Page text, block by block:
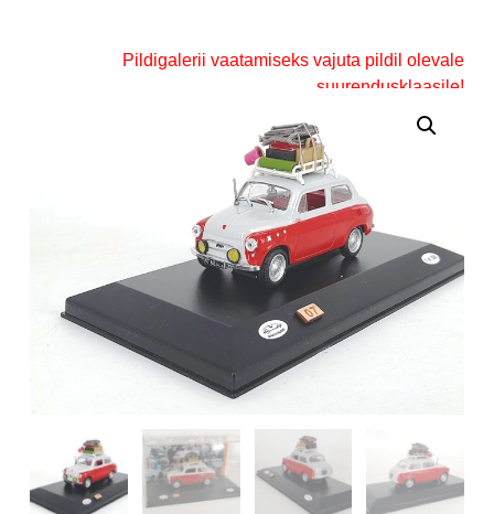
Pildigalerii vaatamiseks vajuta pildil olevale
suurendusklaasile!